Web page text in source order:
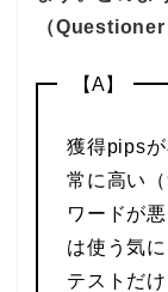
（Questioner
【A】
獲得pips
常に高い
ワードが
は使う気
テストだ